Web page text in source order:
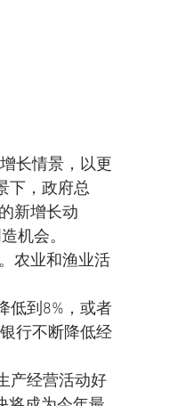
长情景，以更
下，政府总
新增长动
机会。
农业和渔业活
行不断降低经